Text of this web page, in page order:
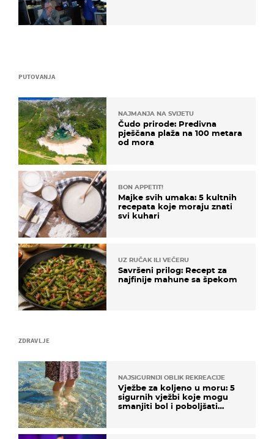
ZDRAVLJE
NAJSIGURNIJI OBLIK REKREACIJE
Vježbe za koljeno u moru: 5
sigurnih vježbi koje mogu
smanjiti bol i poboljšati
PUTOVANJA
NAJMANJA NA SVIJETU
Čudo prirode: Predivna
pješčana plaža na 100 metara
od mora
BON APPETIT!
Majke svih umaka: 5 kultnih
recepata koje moraju znati
svi kuhari
UZ RUČAK ILI VEČERU
Savršeni prilog: Recept za
najfinije mahune sa špekom